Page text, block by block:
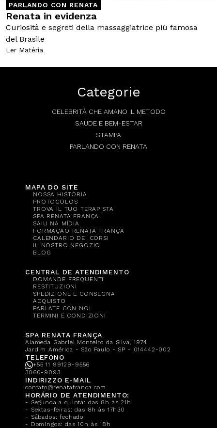
PARLANDO CON RENATA
Renata in evidenza
Curiosità e segreti della massaggiatrice più famosa
del Brasile
Ler Matéria
Categorie
CELEBRITÀ CHE AMANO IL METODO
SAÚDE E BEM-ESTAR
STAMPA
PARLANDO CON RENATA
MAPA DO SITE
NOSSA HISTÓRIA
PROTOCOLOS
TROVA IL TUO TERAPISTA
SPA RENATA FRANÇA
SAIU NA MÍDIA
FORMAÇÃO RENATA FRANÇA
CALENDARIO DEI CORSI
IL NOSTRO NEGOZIO
BLOG
CENTRAL DE ATENDIMENTO
DOMANDE FREQUENTI
RESTITUZIONI
SPEDIZIONE E CONSEGNA
ACQUISTO
PARLATE CON NOI
TERMINI E CONDIZIONI
SPA RENATA FRANÇA
Alameda Gabriel Monteiro da Silva, 1974
Jardim América - São Paulo - SP - 014442-002
TELEFONO
+55 11 99129-9556
3060-9093
INDIRIZZO E-MAIL
contato@renatafranca.com
HORÁRIO DE ATENDIMENTO:
- Segunda a quinta: das 8h às 21h
- Sextas-feiras: das 8h às 17h30
- Sábados: fechado
- Domingos: das 10h às 18h